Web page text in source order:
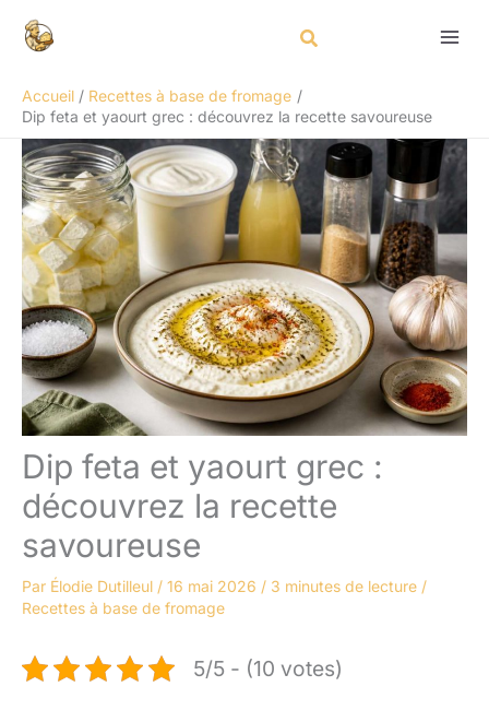
Accueil
Recettes à base de fromage
Dip feta et yaourt grec : découvrez la recette savoureuse
Dip feta et yaourt grec :
découvrez la recette
savoureuse
Par Élodie Dutilleul / 16 mai 2026 / 3 minutes de lecture /
Recettes à base de fromage
5/5 - (10 votes)